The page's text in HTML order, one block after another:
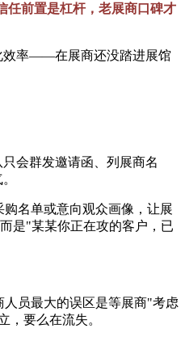
前置是杠杆，老展商口碑才
效率——在展商还没踏进展馆
会群发邀请函、列展商名
名单或意向观众画像，让展
是"某某你正在攻的客户，已
员最大的误区是等展商"考虑
，要么在流失。